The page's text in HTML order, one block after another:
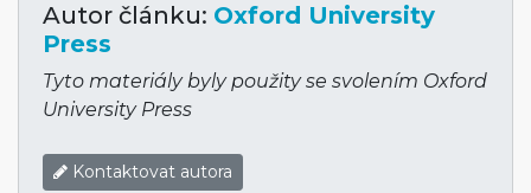
Autor článku: Oxford University
Press
Tyto materiály byly použity se svolením Oxford
University Press
Kontaktovat autora